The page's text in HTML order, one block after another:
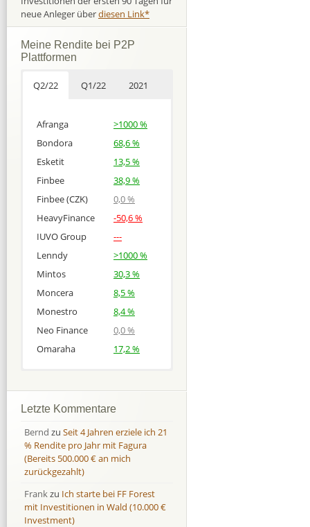
neue Anleger überdiesen Link*
Meine Rendite bei P2P
Plattformen
Q2/22 Q1/22 2021
Afranga
>1000 %
Bondora
68,6 %
Esketit
13,5 %
Finbee
38,9 %
Finbee (CZK)
0,0 %
HeavyFinance
-50,6 %
IUVO Group
---
Lenndy
>1000 %
Mintos
30,3 %
Moncera
8,5 %
Monestro
8,4 %
Neo Finance
0,0 %
Omaraha
17,2 %
Bondora
Finbee
43,2%
Finbee (CZK)
0,0 %
HeavyFinance
IUVO Group
-32,2 %
Lenndy
-314,6 %
Bondora
Finbee
35,2%
Finbee (CZK)
0,0 %
HeavyFinance
IUVO Group
-55,0 %
Lenndy
146,5 %
Letzte Kommentare
Bernd zu Seit 4 Jahren erziele ich 21
% Rendite pro Jahr mit Fagura
(Bereits 500.000 € an mich
zurückgezahlt)
Frankzu Ich starte bei FF Forest
mit Investitionen in Wald (10.000 €
Investment)